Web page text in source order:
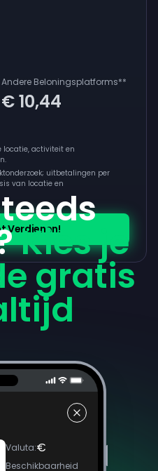
Andere Beloningsplatforms**
€ 10,44
locatie, activiteit en
uitbetalingen per
van locatie en
Verdienen!
Kies je
gratis
Valuta:€
Beschikbaarheid